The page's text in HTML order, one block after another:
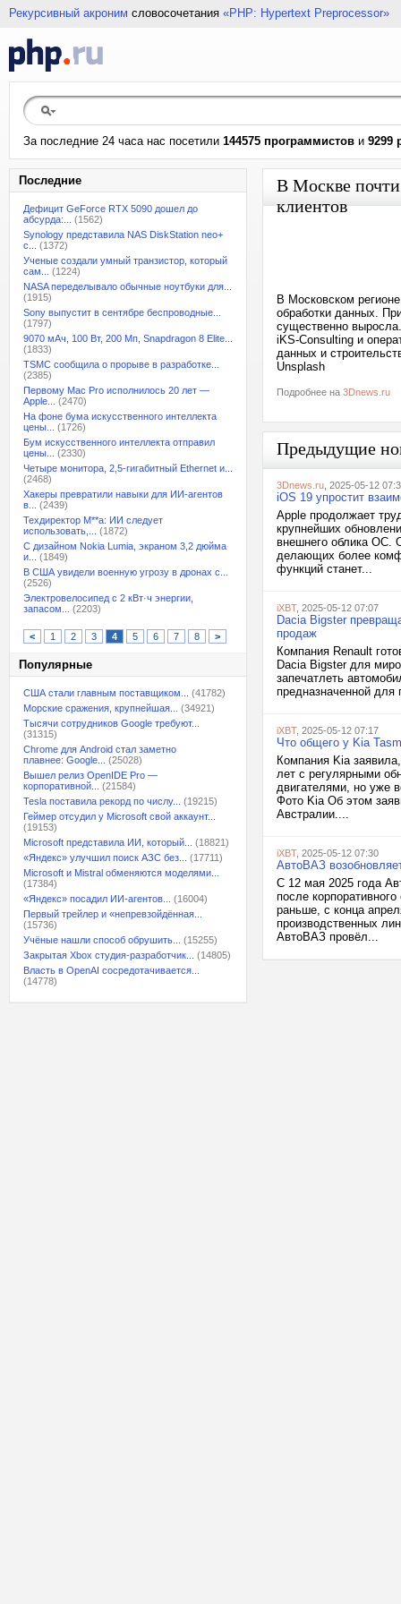
Рекурсивный акроним словосочетания «PHP: Hypertext Preprocessor»
За последние 24 часа нас посетили 144575 программистов и 9299
Последние
Дефицит GeForce RTX 5090 дошел до
абсурда:...
(1562)
Synology представила NAS DiskStation neo+
с...
(1372)
Ученые создали умный транзистор, который
сам...
(1224)
NASA переделывало обычные ноутбуки для...
(1915)
Sony выпустит в сентябре беспроводные...
(1797)
9070 мАч, 100 Вт, 200 Мп, Snapdragon 8 Elite...
(1833)
TSMC сообщила о прорыве в разработке...
(2385)
Первому Mac Pro исполнилось 20 лет —
Apple...
(2470)
На фоне бума искусственного интеллекта
цены...
(1726)
Бум искусственного интеллекта отправил
цены...
(2330)
Четыре монитора, 2,5-гигабитный Ethernet и...
(2468)
Хакеры превратили навыки для ИИ-агентов
в...
(2439)
Техдиректор M**a: ИИ следует
использовать,...
(1872)
С дизайном Nokia Lumia, экраном 3,2 дюйма
и...
(1849)
В США увидели военную угрозу в дронах с...
(2526)
Электровелосипед с 2 кВт·ч энергии,
запасом...
(2203)
< 1 2 3 4 5 6 7 8 >
Популярные
США стали главным поставщиком...
(41782)
Морские сражения, крупнейшая...
(34921)
Тысячи сотрудников Google требуют...
(31315)
Chrome для Android стал заметно
плавнее: Google...
(25028)
Вышел релиз OpenIDE Pro —
корпоративной...
(21584)
Tesla поставила рекорд по числу...
(19215)
Геймер отсудил у Microsoft свой аккаунт...
(19153)
Microsoft представила ИИ, который...
(18821)
«Яндекс» улучшил поиск АЗС без...
(17711)
Microsoft и Mistral обменяются моделями...
(17384)
«Яндекс» посадил ИИ-агентов...
(16004)
Первый трейлер и «непревзойдённая...
(15736)
Учёные нашли способ обрушить...
(15255)
Закрытая Xbox студия-разработчик...
(14805)
Власть в OpenAI сосредотачивается...
(14778)
В Москве
клиентов
В Московском
обработки данных.
существенно
iKS-Consulting и
данных и
Unsplash
Подробнее на 3Dnews.ru
Предыдущие
3Dnews.ru , 2025-05-12
iOS 19 упростит
Apple продолжает
крупнейших
внешнего облика ОС.
делающих более
функций станет...
iXBT, 2025-05-12 07:07
Dacia Bigster
продаж
Компания Renault
Dacia Bigster для
запечатлеть
предназначенной
iXBT, 2025-05-12 07:17
Что общего у Kia
Компания Kia
лет с регулярными
двигателями, но уже
Фото Kia Об этом
Австралии....
iXBT, 2025-05-12 07:30
АвтоВАЗ
С 12 мая 2025 года
после
раньше, с конца
производственных
АвтоВАЗ провёл...